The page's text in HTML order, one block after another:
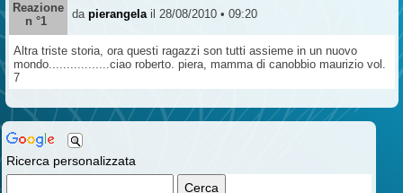
Ricerca personalizzata
Reazione
n °1
da pierangela il 28/08/2010 • 09:20
Altra triste storia, ora questi ragazzi son tutti assieme in un nuovo
mondo.................ciao roberto. piera, mamma di canobbio maurizio vol.
7